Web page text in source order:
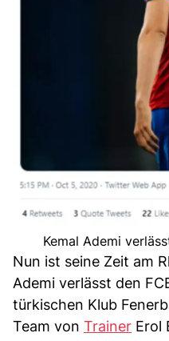
Kemal Ademi
Nun ist seine Zeit am
Ademi verlässt den
türkischen Klub
Team von Trainer Erol